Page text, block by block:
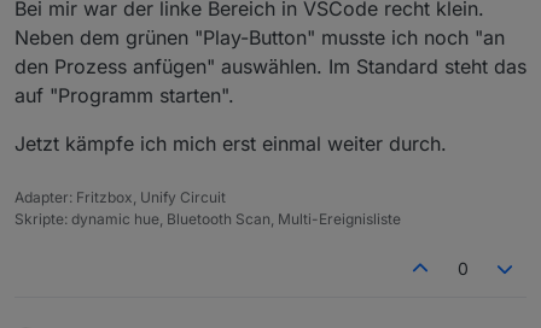
Bei mir war der linke Bereich in VSCode recht klein.
Neben dem grünen "Play-Button" musste ich noch "an
den Prozess anfügen" auswählen. Im Standard steht das
auf "Programm starten".
Jetzt kämpfe ich mich erst einmal weiter durch.
Adapter: Fritzbox, Unify Circuit
Skripte: dynamic hue, Bluetooth Scan, Multi-Ereignisliste
0